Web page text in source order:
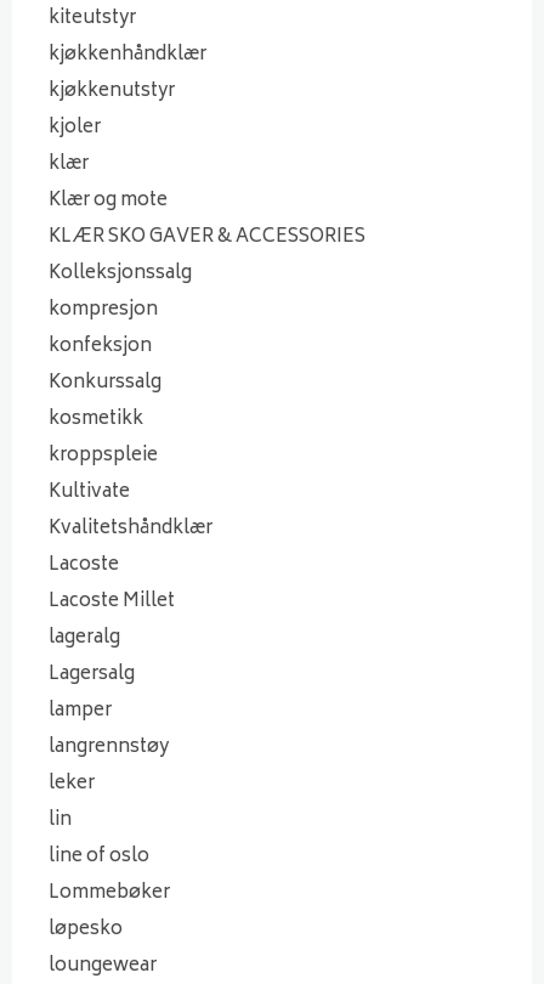
kiteutstyr
kjøkkenhåndklær
kjøkkenutstyr
kjoler
klær
Klær og mote
KLÆR SKO GAVER & ACCESSORIES
Kolleksjonssalg
kompresjon
konfeksjon
Konkurssalg
kosmetikk
kroppspleie
Kultivate
Kvalitetshåndklær
Lacoste
Lacoste Millet
lageralg
Lagersalg
lamper
langrennstøy
leker
lin
line of oslo
Lommebøker
løpesko
loungewear